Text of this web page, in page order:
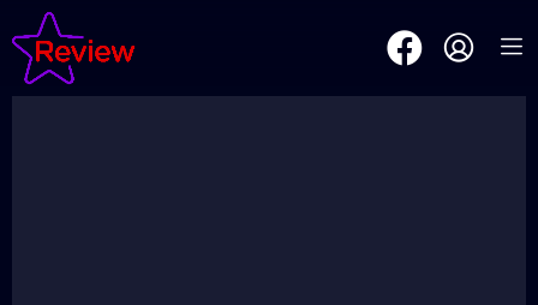
Motori A 360 Gradi – 68^ Puntata